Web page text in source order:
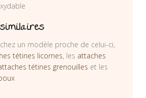
un modèle proche de celui-ci,
tétines licornes, les attaches
tétines grenouilles et les